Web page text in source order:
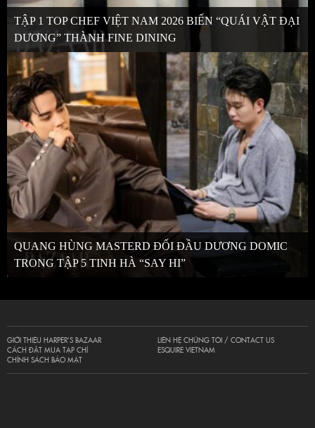
TẬP 1 TOP CHEF VIỆT NAM 2026 BIẾN “QUÁI VẬT ĐẠI
DƯƠNG” THÀNH FINE DINING
QUANG HÙNG MASTERD ĐỐI ĐẦU DƯƠNG DOMIC
TRONG TẬP 5 TINH HÀ “SAY HI”
GIỚI THIỆU HARPER’S BAZAAR
CÁCH ĐẶT MUA TẠP CHÍ
CHÍNH SÁCH BẢO MẬT
LIÊN HỆ CHÚNG TÔI / CONTACT US
ESQUIRE VIETNAM